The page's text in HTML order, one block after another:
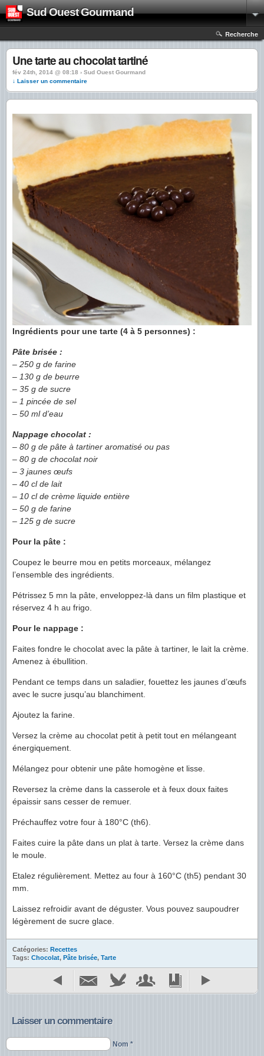
Sud Ouest Gourmand
Recherche
Une tarte au chocolat tartiné
fév 24th, 2014 @ 08:18 › Sud Ouest Gourmand
↓ Laisser un commentaire
Ingrédients pour une tarte (4 à 5 personnes) :
Pâte brisée :
– 250 g de farine
– 130 g de beurre
– 35 g de sucre
– 1 pincée de sel
– 50 ml d’eau
Nappage chocolat :
– 80 g de pâte à tartiner aromatisé ou pas
– 80 g de chocolat noir
– 3 jaunes œufs
– 40 cl de lait
– 10 cl de crème liquide entière
– 50 g de farine
– 125 g de sucre
Pour la pâte :
Coupez le beurre mou en petits morceaux, mélangez
l’ensemble des ingrédients.
Pétrissez 5 mn la pâte, enveloppez-là dans un film plastique et
réservez 4 h au frigo.
Pour le nappage :
Faites fondre le chocolat avec la pâte à tartiner, le lait la crème.
Amenez à ébullition.
Pendant ce temps dans un saladier, fouettez les jaunes d’œufs
avec le sucre jusqu’au blanchiment.
Ajoutez la farine.
Versez la crème au chocolat petit à petit tout en mélangeant
énergiquement.
Mélangez pour obtenir une pâte homogène et lisse.
Reversez la crème dans la casserole et à feux doux faites
épaissir sans cesser de remuer.
Préchauffez votre four à 180°C (th6).
Faites cuire la pâte dans un plat à tarte. Versez la crème dans
le moule.
Etalez régulièrement. Mettez au four à 160°C (th5) pendant 30
mm.
Laissez refroidir avant de déguster. Vous pouvez saupoudrer
légèrement de sucre glace.
Catégories: Recettes
Tags: Chocolat, Pâte brisée, Tarte
Laisser un commentaire
Nom *